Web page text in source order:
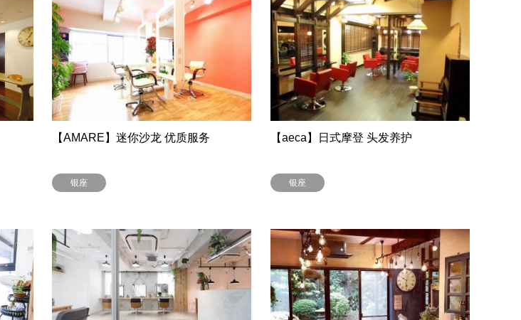
【AMARE】迷你沙龙 优质服务
银座
【aeca】日式摩登 头发养护
银座